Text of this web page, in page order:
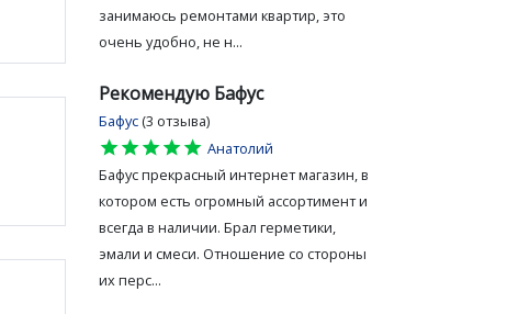
занимаюсь ремонтами квартир, это
очень удобно, не н...
Рекомендую Бафус
Бафус (3 отзыва)
star
star
star
star
star
Анатолий
Бафус прекрасный интернет магазин, в
котором есть огромный ассортимент и
всегда в наличии. Брал герметики,
эмали и смеси. Отношение со стороны
их перс...